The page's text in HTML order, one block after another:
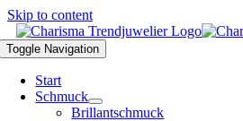
Skip to content
Toggle Navigation
Start
Schmuck
Brillantschmuck